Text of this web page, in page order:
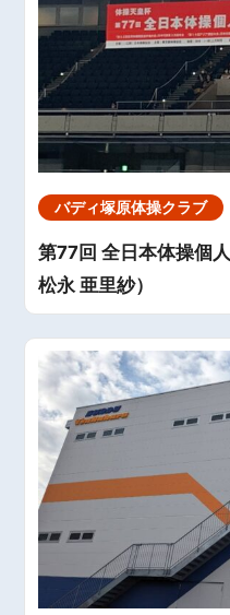
バディ塚原体操クラブ
第77回 全日本体操個
松永 亜里紗）